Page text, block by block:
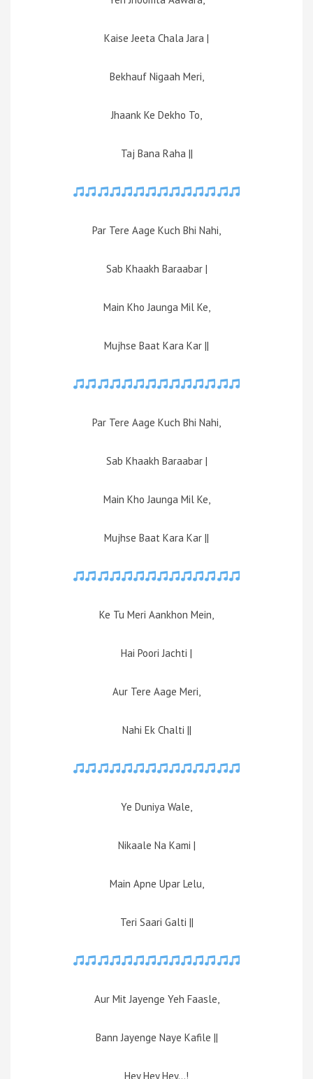
Kaise Jeeta Chala Jara |
Bekhauf Nigaah Meri,
Jhaank Ke Dekho To,
Taj Bana Raha ||
Par Tere Aage Kuch Bhi Nahi,
Sab Khaakh Baraabar |
Main Kho Jaunga Mil Ke,
Mujhse Baat Kara Kar ||
Par Tere Aage Kuch Bhi Nahi,
Sab Khaakh Baraabar |
Main Kho Jaunga Mil Ke,
Mujhse Baat Kara Kar ||
Ke Tu Meri Aankhon Mein,
Hai Poori Jachti |
Aur Tere Aage Meri,
Nahi Ek Chalti ||
Ye Duniya Wale,
Nikaale Na Kami |
Main Apne Upar Lelu,
Teri Saari Galti ||
Aur Mit Jayenge Yeh Faasle,
Bann Jayenge Naye Kafile ||
Hey Hey Hey…!